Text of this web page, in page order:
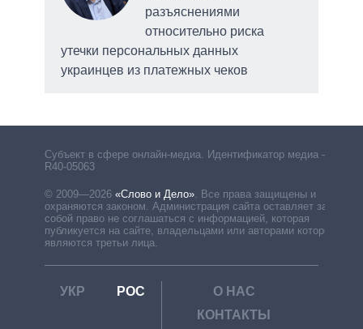
разъяснениями
относительно риска
утечки персональных данных
украинцев из платежных чеков
Субъект в сфере онлайн-медиа. Идентификатор медиа –
R40-05063
© 2009—2026 «Слово и Дело». Все права защищены и
охраняются законом. Администрация сайта оставляет за
собой право не соглашаться с информацией, которая
публикуется на сайте, владельцами или авторами которой
являются третьи лица.
УКР РОС
О НАС
КОНТАКТЫ